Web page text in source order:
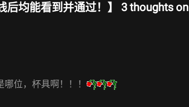
后均能看到并通过！】 3 thoughts on
位，杯具啊！！！